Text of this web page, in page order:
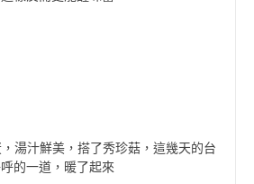
湯汁鮮美，搭了秀珍菇，這幾天的台
的一道，暖了起來